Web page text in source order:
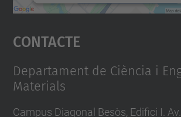
Accepta
powered by
Contacte
Departament de Ciència i
Materials
Campus Diagonal Besòs, Edifici I.